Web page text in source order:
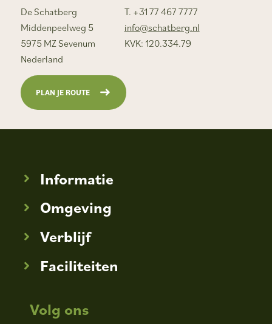
Informatie
Omgeving
Verblijf
Faciliteiten
Volg ons
De Schatberg
Middenpeelweg 5
5975 MZ Sevenum
Nederland
T. +31 77 467 7777
info@schatberg.nl
KVK: 120.334.79
PLAN JE ROUTE